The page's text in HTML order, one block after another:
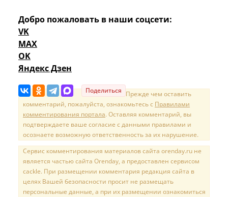
Добро пожаловать в наши соцсети:
VK
MAX
OK
Яндекс Дзен
Поделиться Прежде чем оставить
комментарий, пожалуйста, ознакомьтесь с Правилами
комментирования портала. Оставляя комментарий, вы
подтверждаете ваше согласие с данными правилами и
осознаете возможную ответственность за их нарушение.
Сервис комментирования материалов сайта orenday.ru не
является частью сайта Orenday, а предоставлен сервисом
cackle. При размещении комментария редакция сайта в
целях Вашей безопасности просит не размещать
персональные данные, а при их размещении ознакомиться